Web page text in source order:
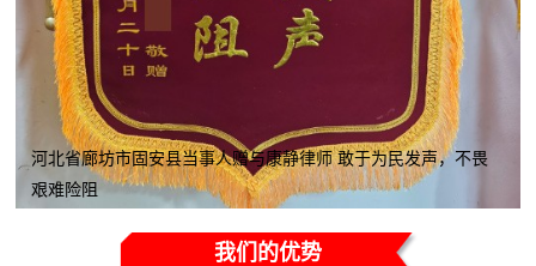
河北省廊坊市固安县当事人赠与康静律师 敢于为民发声，不畏
艰难险阻
我们的优势